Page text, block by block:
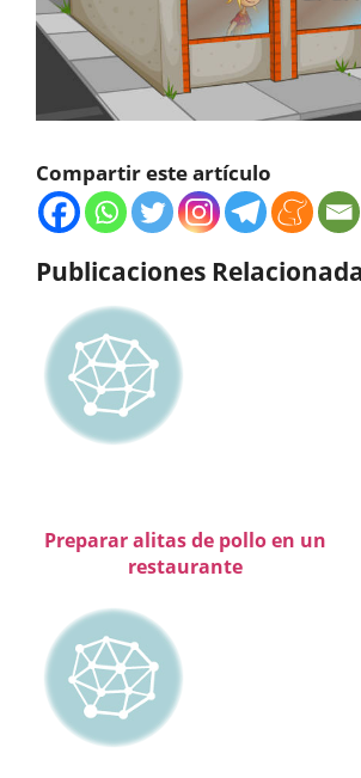
Compartir este artículo
Publicaciones
Preparar alitas de pollo en un
restaurante